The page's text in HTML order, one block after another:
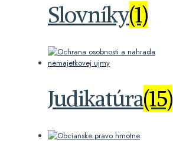
Slovníky(1)
Judikatúra(15)